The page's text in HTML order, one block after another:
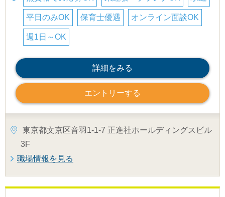
平日のみOK 保育士優遇 オンライン面談OK
週1日～OK
詳細をみる
エントリーする
東京都文京区音羽1-1-7 正進社ホールディングスビル
3F
職場情報を見る